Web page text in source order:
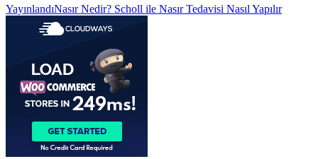
Yazı
gezinmesi
YayınlandıNasır Nedir? Scholl ile Nasır Tedavisi Nasıl Yapılır